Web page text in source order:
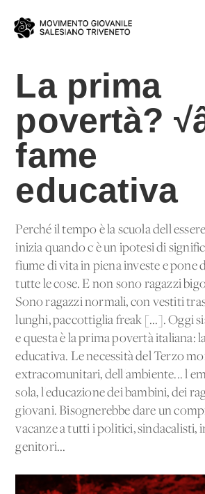
La prima
povertà?
fame
educativa
Perché il tempo è la scuola
inizia quando c'è un'ipotesi di
fiume di vita in piena investe e pone
tutte le cose. E non sono ragazzi
Sono ragazzi normali, con vestiti
lunghi, paccottiglia freak [...]. Oggi
e questa è la prima povertà italiana:
educativa. Le necessità del Terzo
extracomunitari, dell'ambiente...
sola, l'educazione dei bambini, dei
giovani. Bisognerebbe dare un
vacanze a tutti i politici, sindacalisti,
genitori...